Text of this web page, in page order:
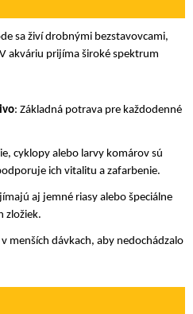
sa živí drobnými bezstavovcami,
akváriu prijíma široké spektrum
: Základná potrava pre každodenné
cyklopy alebo larvy komárov sú
ich vitalitu a zafarbenie.
aj jemné riasy alebo špeciálne
zložiek.
menších dávkach, aby nedochádzalo